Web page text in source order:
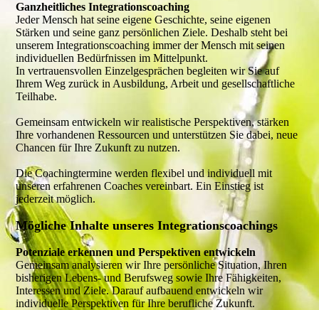
Ganzheitliches Integrationscoaching
Jeder Mensch hat seine eigene Geschichte, seine eigenen
Stärken und seine ganz persönlichen Ziele. Deshalb steht bei
unserem Integrationscoaching immer der Mensch mit seinen
individuellen Bedürfnissen im Mittelpunkt.
In vertrauensvollen Einzelgesprächen begleiten wir Sie auf
Ihrem Weg zurück in Ausbildung, Arbeit und gesellschaftliche
Teilhabe.
Gemeinsam entwickeln wir realistische Perspektiven, stärken
Ihre vorhandenen Ressourcen und unterstützen Sie dabei, neue
Chancen für Ihre Zukunft zu nutzen.
Die Coachingtermine werden flexibel und individuell mit
unseren erfahrenen Coaches vereinbart. Ein Einstieg ist
jederzeit möglich.
Mögliche Inhalte unseres Integrationscoachings
Potenziale erkennen und Perspektiven entwickeln
Gemeinsam analysieren wir Ihre persönliche Situation, Ihren
bisherigen Lebens- und Berufsweg sowie Ihre Fähigkeiten,
Interessen und Ziele. Darauf aufbauend entwickeln wir
individuelle Perspektiven für Ihre berufliche Zukunft.